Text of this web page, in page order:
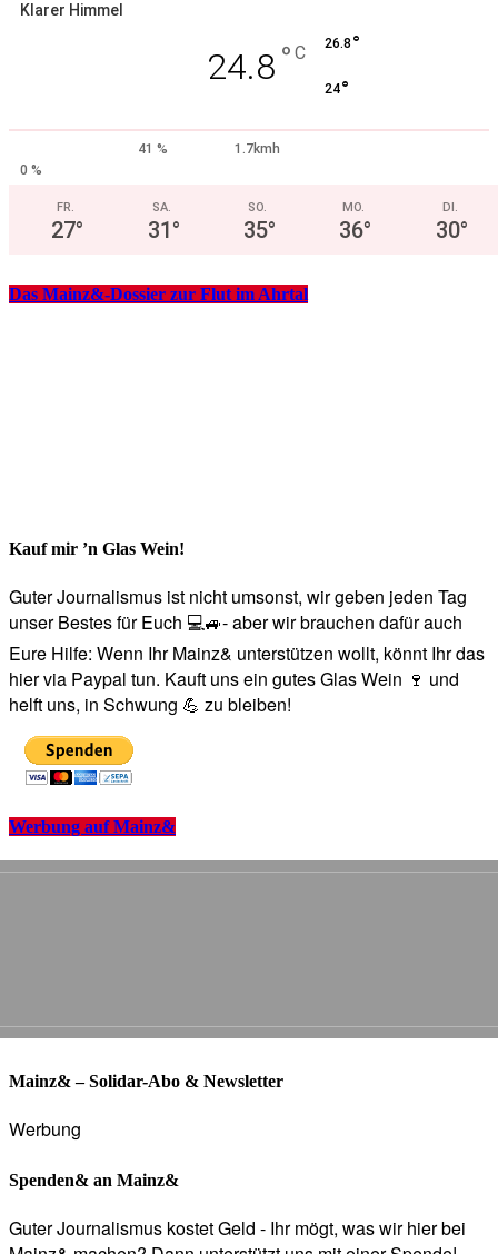
Klarer Himmel
24.8 ° C 26.8 °
24°
41 %
1.7kmh
0 %
FR.
27°
SA.
31°
SO.
35°
MO.
36°
DI.
30°
Das Mainz&-Dossier zur Flut im Ahrtal
Kauf mir ’n Glas Wein!
Guter Journalismus ist nicht umsonst, wir geben jeden Tag
unser Bestes für Euch 💻🚙- aber wir brauchen dafür auch
Eure Hilfe: Wenn Ihr Mainz& unterstützen wollt, könnt Ihr das
hier via Paypal tun. Kauft uns ein gutes Glas Wein 🍷 und
helft uns, in Schwung 💪 zu bleiben!
Werbung auf Mainz&
Mainz& – Solidar-Abo & Newsletter
Werbung
Spenden& an Mainz&
Guter Journalismus kostet Geld - Ihr mögt, was wir hier bei